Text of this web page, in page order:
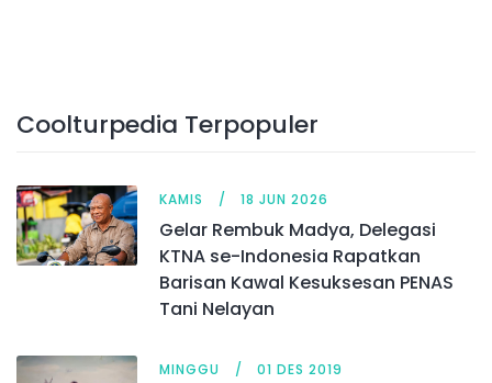
Coolturpedia Terpopuler
KAMIS 18 JUN 2026
Gelar Rembuk Madya, Delegasi
KTNA se-Indonesia Rapatkan
Barisan Kawal Kesuksesan PENAS
Tani Nelayan
MINGGU 01 DES 2019